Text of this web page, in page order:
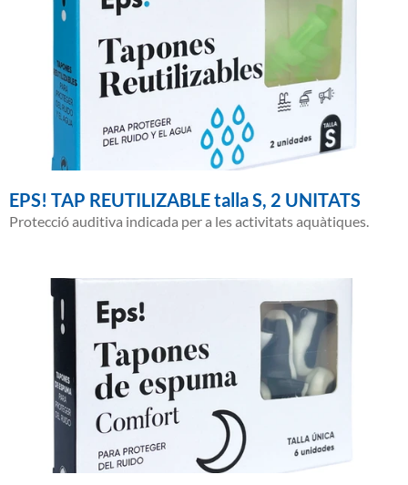
EPS! TAP REUTILIZABLE talla S, 2 UNITATS
Protecció auditiva indicada per a les activitats aquàtiques.